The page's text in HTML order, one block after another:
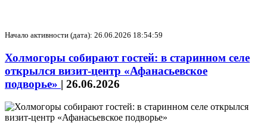
Начало активности (дата): 26.06.2026 18:54:59
Холмогоры собирают гостей: в старинном селе
открылся визит-центр «Афанасьевское
подворье» | 26.06.2026